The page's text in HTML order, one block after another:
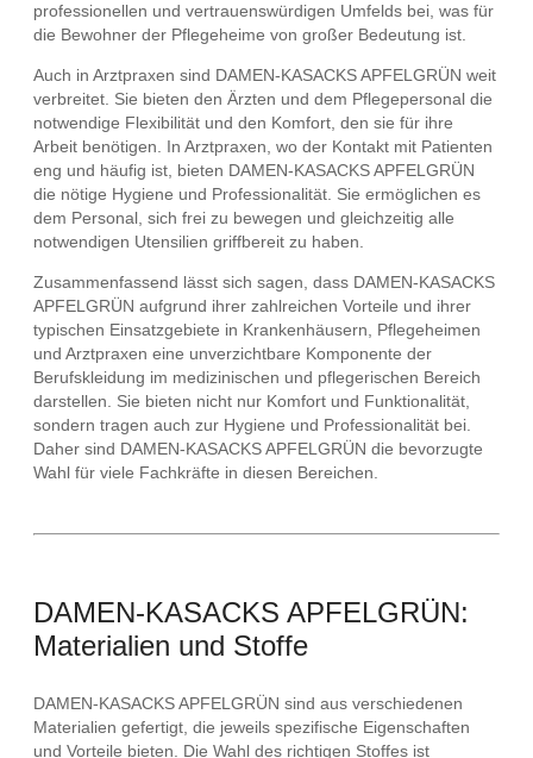
professionellen und vertrauenswürdigen Umfelds bei, was für
die Bewohner der Pflegeheime von großer Bedeutung ist.
Auch in Arztpraxen sind DAMEN-KASACKS APFELGRÜN weit
verbreitet. Sie bieten den Ärzten und dem Pflegepersonal die
notwendige Flexibilität und den Komfort, den sie für ihre
Arbeit benötigen. In Arztpraxen, wo der Kontakt mit Patienten
eng und häufig ist, bieten DAMEN-KASACKS APFELGRÜN
die nötige Hygiene und Professionalität. Sie ermöglichen es
dem Personal, sich frei zu bewegen und gleichzeitig alle
notwendigen Utensilien griffbereit zu haben.
Zusammenfassend lässt sich sagen, dass DAMEN-KASACKS
APFELGRÜN aufgrund ihrer zahlreichen Vorteile und ihrer
typischen Einsatzgebiete in Krankenhäusern, Pflegeheimen
und Arztpraxen eine unverzichtbare Komponente der
Berufskleidung im medizinischen und pflegerischen Bereich
darstellen. Sie bieten nicht nur Komfort und Funktionalität,
sondern tragen auch zur Hygiene und Professionalität bei.
Daher sind DAMEN-KASACKS APFELGRÜN die bevorzugte
Wahl für viele Fachkräfte in diesen Bereichen.
DAMEN-KASACKS APFELGRÜN:
Materialien und Stoffe
DAMEN-KASACKS APFELGRÜN sind aus verschiedenen
Materialien gefertigt, die jeweils spezifische Eigenschaften
und Vorteile bieten. Die Wahl des richtigen Stoffes ist